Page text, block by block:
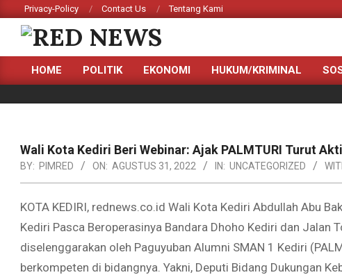
content
Privacy-Policy Contact Us Tentang Kami
RED
NEWS
Primary
HOME POLITIK EKONOMI HUKUM/KRIMINAL
Wali Kota Kediri Beri Webinar: Ajak PALMTURI Turut
BY: PIMRED ON: AGUSTUS 31, 2022 IN: UNCATEGORIZED
KOTA KEDIRI, rednews.co.id Wali Kota Kediri Abdullah Abu
Kediri Pasca Beroperasinya Bandara Dhoho Kediri dan Jalan
diselenggarakan oleh Paguyuban Alumni SMAN 1 Kediri
berkompeten di bidangnya. Yakni, Deputi Bidang Dukungan